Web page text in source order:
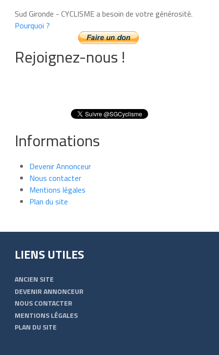
Sud Gironde - CYCLISME a besoin de votre générosité.
Pourquoi ?
Rejoignez-nous !
Informations
Devenir Annonceur
Nous contacter
Mentions légales
Plan du site
LIENS UTILES
ANCIEN SITE
DEVENIR ANNONCEUR
NOUS CONTACTER
MENTIONS LÉGALES
PLAN DU SITE